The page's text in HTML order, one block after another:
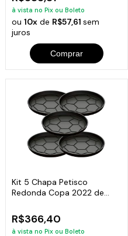
à vista no Pix ou Boleto
ou10x de R$57,61sem
juros
Comprar
Kit 5 Chapa Petisco
Redonda Copa 2022 de
R$366,40
à vista no Pix ou Boleto